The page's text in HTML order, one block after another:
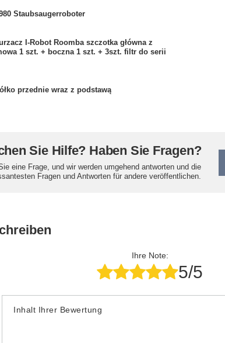
Staubsaugerroboter
I-Robot Roomba szczotka główna z
1 szt. + boczna 1 szt. + 3szt. filtr do serii
przednie wraz z podstawą
Sie Hilfe? Haben Sie Fragen?
eine Frage, und wir werden umgehend antworten und die
Fragen und Antworten für andere veröffentlichen.
Ihre Note:
5/5
Inhalt Ihrer Bewertung